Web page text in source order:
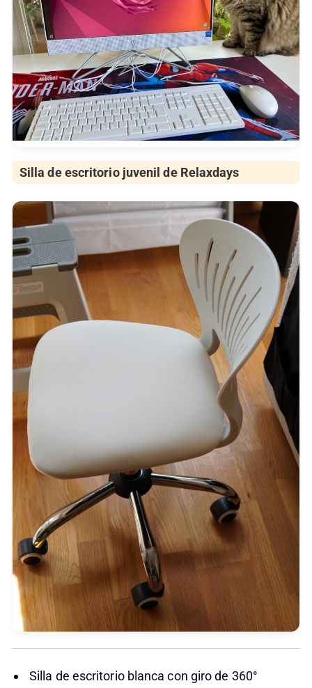
Silla de escritorio juvenil de Relaxdays
Silla de escritorio blanca con giro de 360°